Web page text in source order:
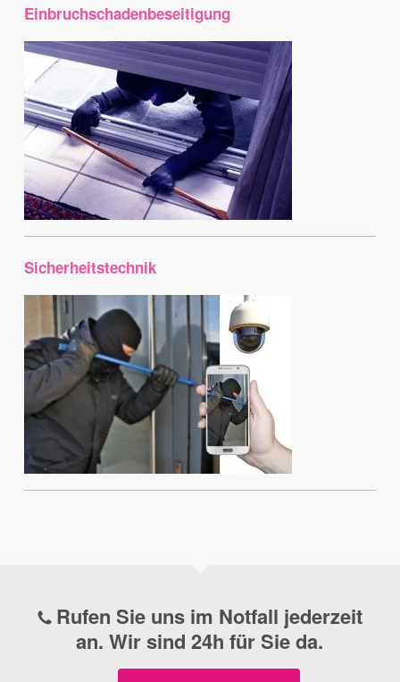
Einbruchschadenbeseitigung
Sicherheitstechnik
Rufen Sie uns im Notfall jederzeit
an. Wir sind 24h für Sie da.